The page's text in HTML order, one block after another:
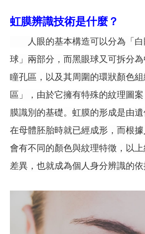
虹膜辨識技術是什麼？
人眼的基本構造可以分為「白
球」兩部分，而黑眼球又可拆分
瞳孔區，以及其周圍的環狀顏色
區」，由於它擁有特殊的紋理圖
膜識別的基礎。虹膜的形成是由遺
在母體胚胎時就已經成形，而根
會有不同的顏色與紋理特徵，以
差異，也就成為個人身分辨識的依